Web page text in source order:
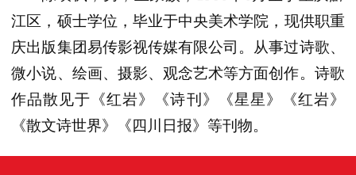
江区 ， 硕士学位，毕业于中央美术学院，现供职重
庆出版集团易传影视传媒有限公司。从事过诗歌、
微小说、绘画、摄影、观念艺术等方面创作。诗歌
作品散见于《红岩》《诗刊》《星星》《红岩》
《散文诗世界》《四川日报》等刊物。